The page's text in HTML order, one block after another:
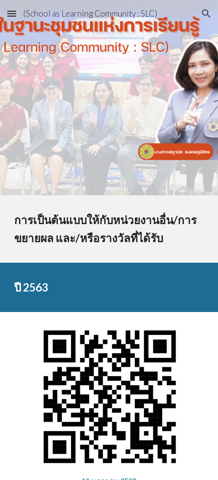
Skip to main content Skip to navigation
(School as Learning Community : SLC)
การเป็นต้นแบบให้กับหน่วยงานอื่น/การ
ขยายผล และ/หรือรางวัลที่ได้รับ
ปี 2563